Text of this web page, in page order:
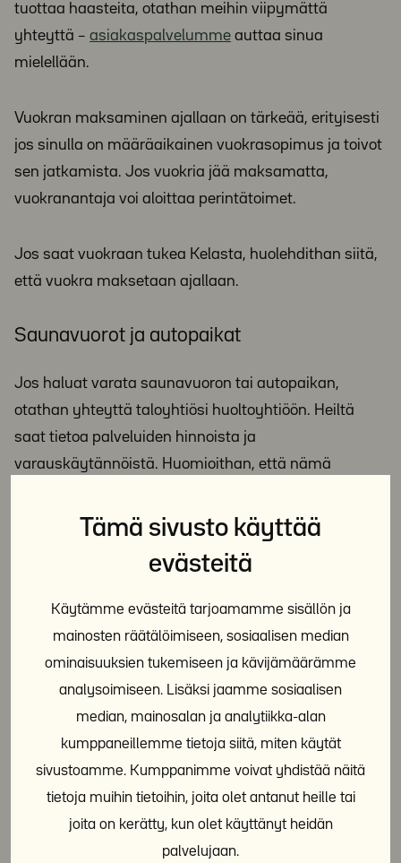
Tämä sivusto käyttää
evästeitä
Käytämme evästeitä tarjoamamme sisällön ja
mainosten räätälöimiseen, sosiaalisen median
ominaisuuksien tukemiseen ja kävijämäärämme
analysoimiseen. Lisäksi jaamme sosiaalisen
median, mainosalan ja analytiikka-alan
kumppaneillemme tietoja siitä, miten käytät
sivustoamme. Kumppanimme voivat yhdistää näitä
tietoja muihin tietoihin, joita olet antanut heille tai
joita on kerätty, kun olet käyttänyt heidän
palvelujaan.
tuottaa haasteita, otathan meihin viipymättä
yhteyttä – asiakaspalvelumme auttaa sinua
mielellään.
Vuokran maksaminen ajallaan on tärkeää, erityisesti
jos sinulla on määräaikainen vuokrasopimus ja toivot
sen jatkamista. Jos vuokria jää maksamatta,
vuokranantaja voi aloittaa perintätoimet.
Jos saat vuokraan tukea Kelasta, huolehdithan siitä,
että vuokra maksetaan ajallaan.
Saunavuorot ja autopaikat
Jos haluat varata saunavuoron tai autopaikan,
otathan yhteyttä taloyhtiösi huoltoyhtiöön. Heiltä
saat tietoa palveluiden hinnoista ja
varauskäytännöistä. Huomioithan, että nämä
Muistathan myös irtisanoa saunavuorosi ja
autopaikkasi ennen muuttoa.
Jaa sosiaalisessa mediassa: